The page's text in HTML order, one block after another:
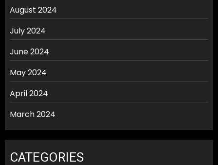
August 2024
July 2024
June 2024
May 2024
April 2024
March 2024
CATEGORIES